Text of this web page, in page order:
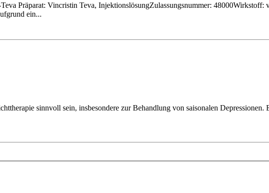
vincristini
ein...
sinnvoll sein, insbesondere zur Behandlung von saisonalen Depressionen.